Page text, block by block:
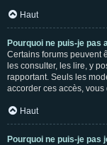
Haut
Pourquoi ne puis-je pas
Certains forums peuvent
les consulter, les lire, y
rapportant. Seuls les
accorder ces accès,
Haut
Pourquoi ne puis-je pas